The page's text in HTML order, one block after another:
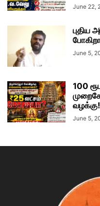
June 22,
புதிய
June 5,
100
வழக்கு!
June 5,